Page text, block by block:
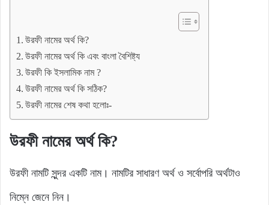
উরফী নামের অর্থ কি?
উরফী নামের অর্থ কি এবং বাংলা বৈশিষ্ট্য
উরফী কি ইসলামিক নাম ?
উরফী নামের অর্থ কি সঠিক?
উরফী নামের শেষ কথা হলোঃ-
উরফী নামের অর্থ কি?
উরফী নামটি সুন্দর একটি নাম। নামটির সাধারণ অর্থ ও সর্বোপরি অর্থটাও
নিম্নে জেনে নিন।